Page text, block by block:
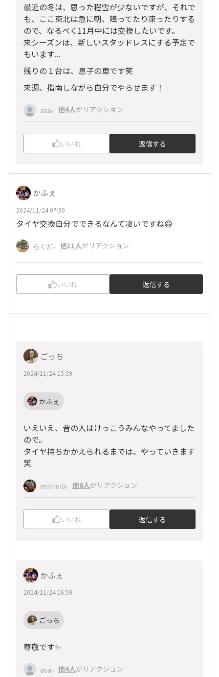
最近の冬は、思った程雪が少ないですが、それで
も、ここ東北は急に朝、降ってたり凍ったりする
ので、なるべく11月中には交換したいです。
来シーズンは、新しいスタッドレスにする予定で
もいます...
残りの１台は、息子の車です笑
来週、指南しながら自分でやらせます！
asa、 他4人がリアクション
いいね 返信する
かふぇ
2024/11/24 07:30
タイヤ交換自分でできるなんて凄いですね😄
らくだ、 他11人がリアクション
いいね 返信する
ごっち
2024/11/24 15:39
かふぇ
いえいえ、昔の人はけっこうみんなやってました
ので。
タイヤ持ちかかえられるまでは、やっていきます
笑
milimili、 他6人がリアクション
いいね 返信する
かふぇ
2024/11/24 16:59
ごっち
尊敬です✨
asa、 他4人がリアクション